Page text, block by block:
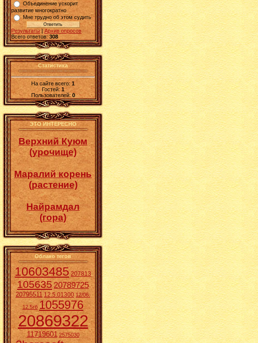
Объединение ускорит
развитие многократно
Мне трудно об этом судить
Результаты| Архив опросов
Всего ответов: 308
Статистика
На сайте всего:1
Гостей:1
Пользователей: 0
ЭТО ИНТЕРЕСНО
Верхний Куюм
(урочище)
Маралий корень
(растение)
Найрамдал
(гора)
Облако тегов
10603485 207813
10563520789725
20795511 12.5.01300 12/06.
12.5гб 1055976
20869322
11719601 2575030